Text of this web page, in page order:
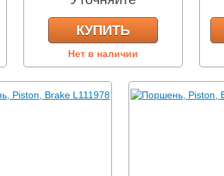
КУПИТЬ
Нет в наличии